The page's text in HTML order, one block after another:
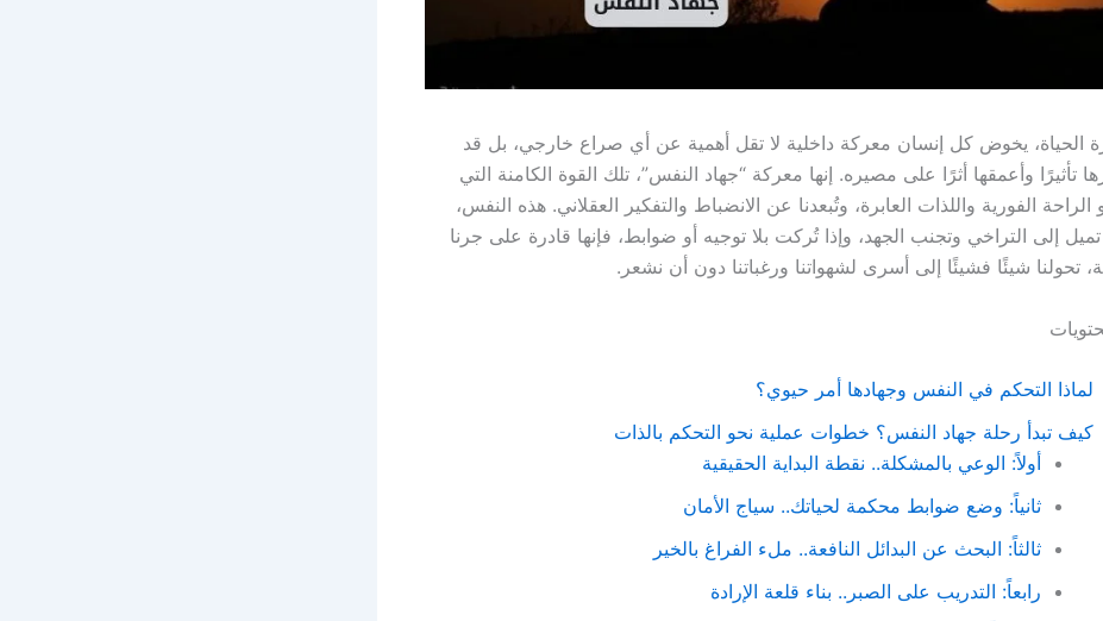
الحياة، يخوض كل إنسان معركة داخلية لا تقل أهمية عن أي صراع خارجي، بل قد
تأثيرًا وأعمقها أثرًا على مصيره. إنها معركة “جهاد النفس”، تلك القوة الكامنة التي
الراحة الفورية واللذات العابرة، وتُبعدنا عن الانضباط والتفكير العقلاني. هذه النفس،
تميل إلى التراخي وتجنب الجهد، وإذا تُركت بلا توجيه أو ضوابط، فإنها قادرة على جرنا
تحولنا شيئًا فشيئًا إلى أسرى لشهواتنا ورغباتنا دون أن نشعر.
لماذا التحكم في النفس وجهادها أمر حيوي؟
كيف تبدأ رحلة جهاد النفس؟ خطوات عملية نحو التحكم بالذات
أولاً: الوعي بالمشكلة.. نقطة البداية الحقيقية
ثانياً: وضع ضوابط محكمة لحياتك.. سياج الأمان
ثالثاً: البحث عن البدائل النافعة.. ملء الفراغ بالخير
رابعاً: التدريب على الصبر.. بناء قلعة الإرادة